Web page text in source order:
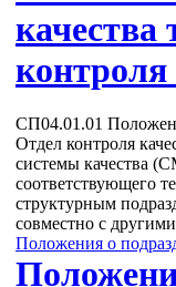
качества
СП04.01.01
Отдел контроля
системы качества
соответствующего
структурным
совместно с
Положения о